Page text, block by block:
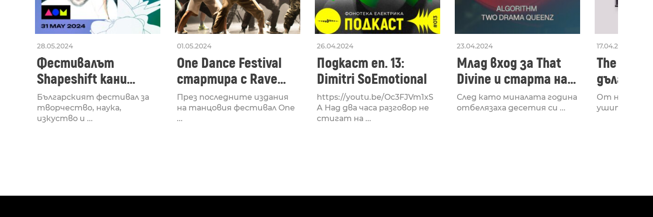
28.05.2024
Фестивалът
Shapeshift кани
Fabrizio Mammarella
за откриването си
Българският фестивал за
творчество, наука,
изкуство и ...
01.05.2024
One Dance Festival
стартира с Rave
Lucid, посветен на
рейв културата
През последните издания
на танцовия фестивал One
...
26.04.2024
Подкаст еп. 13:
Dimitri SoEmotional
https://youtu.be/Oc3FJVm1xS
A Над два часа разговор не
стигат на ...
23.04.2024
Млад вход за That
Divine и старта на
лейбъла им
След като миналата година
отбелязаха десетия си ...
17.04.2024
The
втори
излезе
От няколко
ушите и